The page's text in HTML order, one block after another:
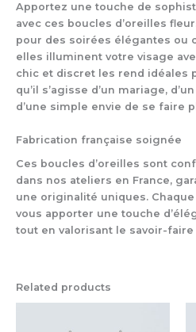
Apportez une touche de
avec ces boucles d’oreilles
pour des soirées élégantes ou
elles illuminent votre visage
chic et discret les rend idéales
qu’il s’agisse d’un mariage,
d’une simple envie de se faire
Fabrication française soignée
Ces boucles d’oreilles sont
dans nos ateliers en France,
une originalité uniques.
vous apporter une touche
tout en valorisant le savoir-faire
Related products